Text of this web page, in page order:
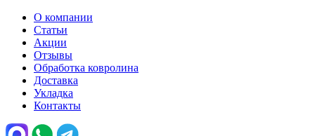
О компании
Статьи
Акции
Отзывы
Обработка ковролина
Доставка
Укладка
Контакты